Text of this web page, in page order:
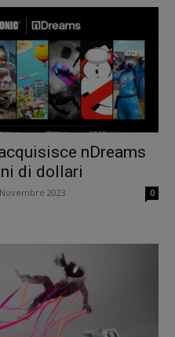
nDreams
di dollari
2023 0